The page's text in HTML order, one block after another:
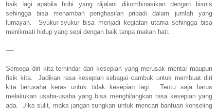
baik lagi apabila hobi yang dijalani dikombinasikan dengan bisnis
sehingga bisa menambah penghasilan pribadi dalam jumlah yang
lumayan. Syukur-syukur bisa menjadi kegiatan utama sehingga bisa
menikmati hidup yang sepi dengan baik tanpa makan hati.
----
Semoga diri kita terhindar dari kesepian yang merusak mental maupun
fisik kita. Jadikan rasa kesepian sebagai cambuk untuk membuat diri
kita berusaha keras untuk tidak kesepian lagi. Tentu saja harus
melakukan usaha-usaha yang bisa menghilangkan rasa kesepian yang
ada. Jika sulit, maka jangan sungkan untuk mencari bantuan konseling